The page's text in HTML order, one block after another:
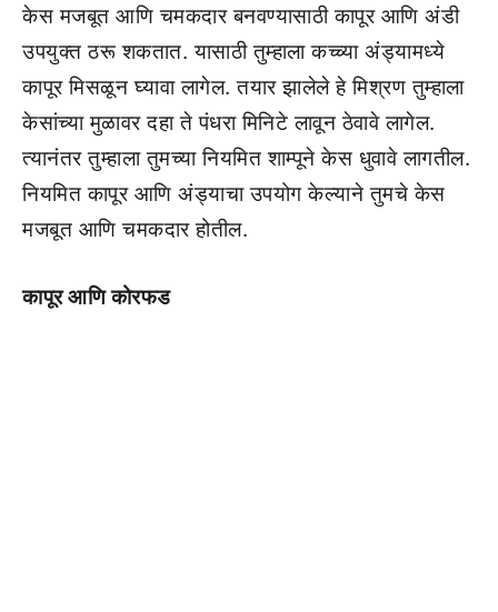
केस मजबूत आणि चमकदार बनवण्यासाठी कापूर आणि अंडी
उपयुक्त ठरू शकतात. यासाठी तुम्हाला कच्च्या अंड्यामध्ये
कापूर मिसळून घ्यावा लागेल. तयार झालेले हे मिश्रण तुम्हाला
केसांच्या मुळावर दहा ते पंधरा मिनिटे लावून ठेवावे लागेल.
त्यानंतर तुम्हाला तुमच्या नियमित शाम्पूने केस धुवावे लागतील.
नियमित कापूर आणि अंड्याचा उपयोग केल्याने तुमचे केस
मजबूत आणि चमकदार होतील.
कापूर आणि कोरफड